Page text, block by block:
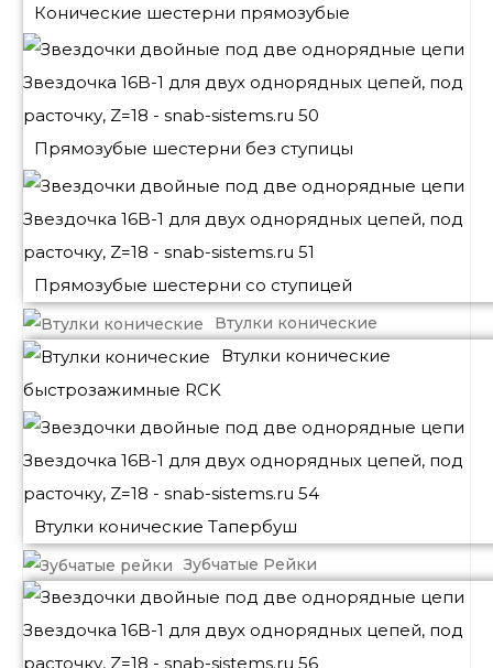
Конические шестерни прямозубые
Прямозубые шестерни без ступицы
Прямозубые шестерни со ступицей
Втулки конические
Втулки конические
быстрозажимные RCK
Втулки конические Тапербуш
Зубчатые Рейки